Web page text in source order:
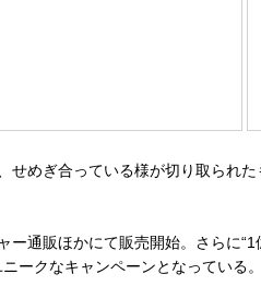
めぎ合っている様が切り取られ
通販ほかにて販売開始。さらに
ークなキャンペーンとなっている。